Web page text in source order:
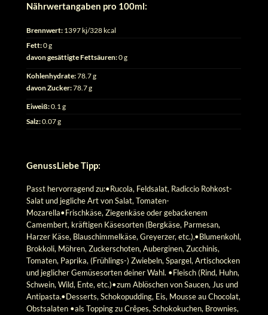
Nährwertangaben pro 100ml:
Brennwert: 1397 kj/328 kcal
Fett:0 g
davon gesättigte Fettsäuren:0 g
Kohlenhydrate:78.7 g
davon Zucker:78.7 g
Eiweiß:0.1 g
Salz:0.07 g
GenussLiebe Tipp:
Passt hervorragend zu:•Rucola, Feldsalat, Radiccio Rohkost-
Salat und jegliche Art von Salat, Tomaten-
Mozarella•Frischkäse, Ziegenkäse oder gebackenem
Camembert, kräftigen Käsesorten (Bergkäse, Parmesan,
Harzer Käse, Blauschimmelkäse, Greyerzer, etc.).•Blumenkohl,
Brokkoli, Möhren, Zuckerschoten, Auberginen, Zucchinis,
Tomaten, Paprika, (Frühlings-) Zwiebeln, Spargel, Artischocken
und jeglicher Gemüsesorten deiner Wahl. •Fleisch (Rind, Huhn,
Schwein, Wild, Ente, etc.)•zum Ablöschen von Saucen, Jus und
Antipasta.•Desserts, Schokopudding, Eis, Mousse au Chocolat,
Obstsalaten •als Topping zu Crêpes, Schokokuchen, Brownies,